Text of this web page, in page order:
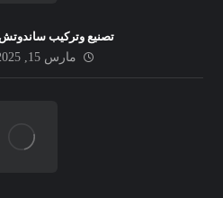
تصنيع وتركيب
مارس 15, 2025